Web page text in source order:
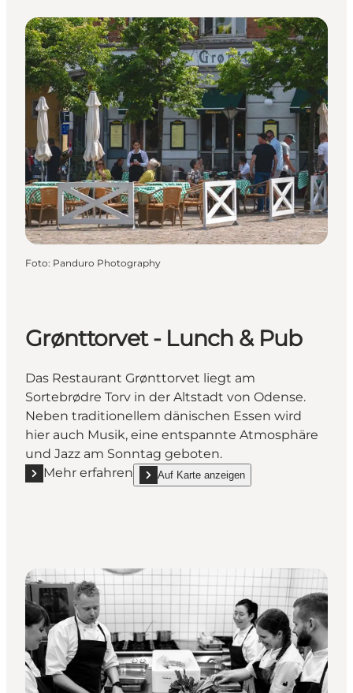
Foto: Panduro Photography
Grønttorvet - Lunch & Pub
Das Restaurant Grønttorvet liegt am
Sortebrødre Torv in der Altstadt von Odense.
Neben traditionellem dänischen Essen wird
hier auch Musik, eine entspannte Atmosphäre
und Jazz am Sonntag geboten.
Mehr erfahren
Mehr erfahren "Grønttorvet - Lunch & Pub"
Auf Karte anzeigen
show Grønttorvet - Lunch & Pub on_map